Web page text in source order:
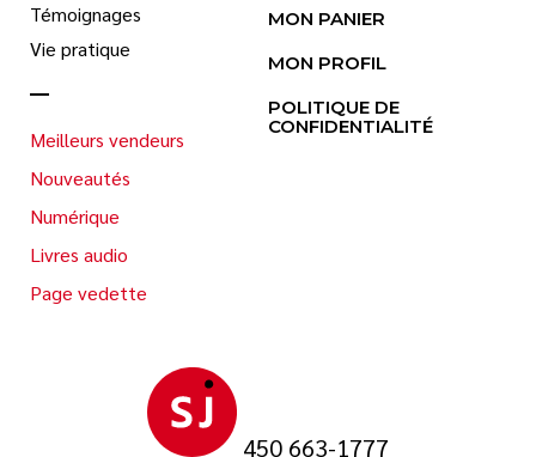
450 663-1777
Témoignages
Vie pratique
Meilleurs vendeurs
Nouveautés
Numérique
Livres audio
Page vedette
MON PANIER
MON PROFIL
POLITIQUE DE
CONFIDENTIALITÉ